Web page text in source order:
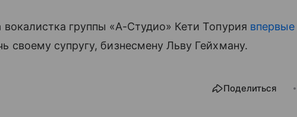
группы «А-Студио» Кети Топурия впервые
своему супругу, бизнесмену Льву Гейхману.
Поделиться